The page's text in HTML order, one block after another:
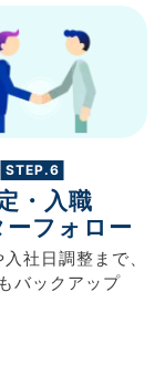
STEP.6
・入職
ーフォロー
入社日調整まで、
バックアップ